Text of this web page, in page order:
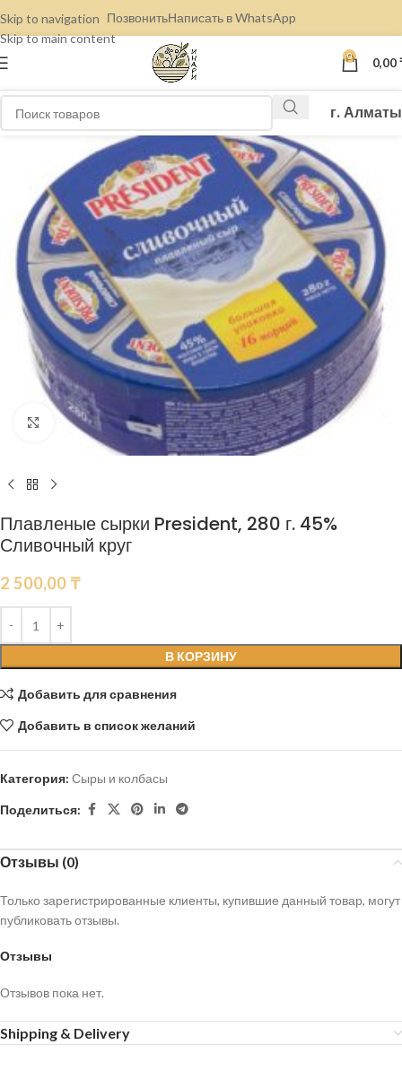
Skip to navigation
Skip to main content
ПозвонитьНаписать в WhatsApp
0 0,00
г. Алматы
Нажмите, чтобы увеличить
Плавленые сырки President, 280 г. 45%
Сливочный круг
2 500,00 ₸
В КОРЗИНУ
Добавить для сравнения
Добавить в список желаний
Категория: Сыры и колбасы
Поделиться:
Отзывы (0)
Отзывы
Отзывов пока нет.
Только зарегистрированные клиенты, купившие данный товар, могут
публиковать отзывы.
Shipping & Delivery